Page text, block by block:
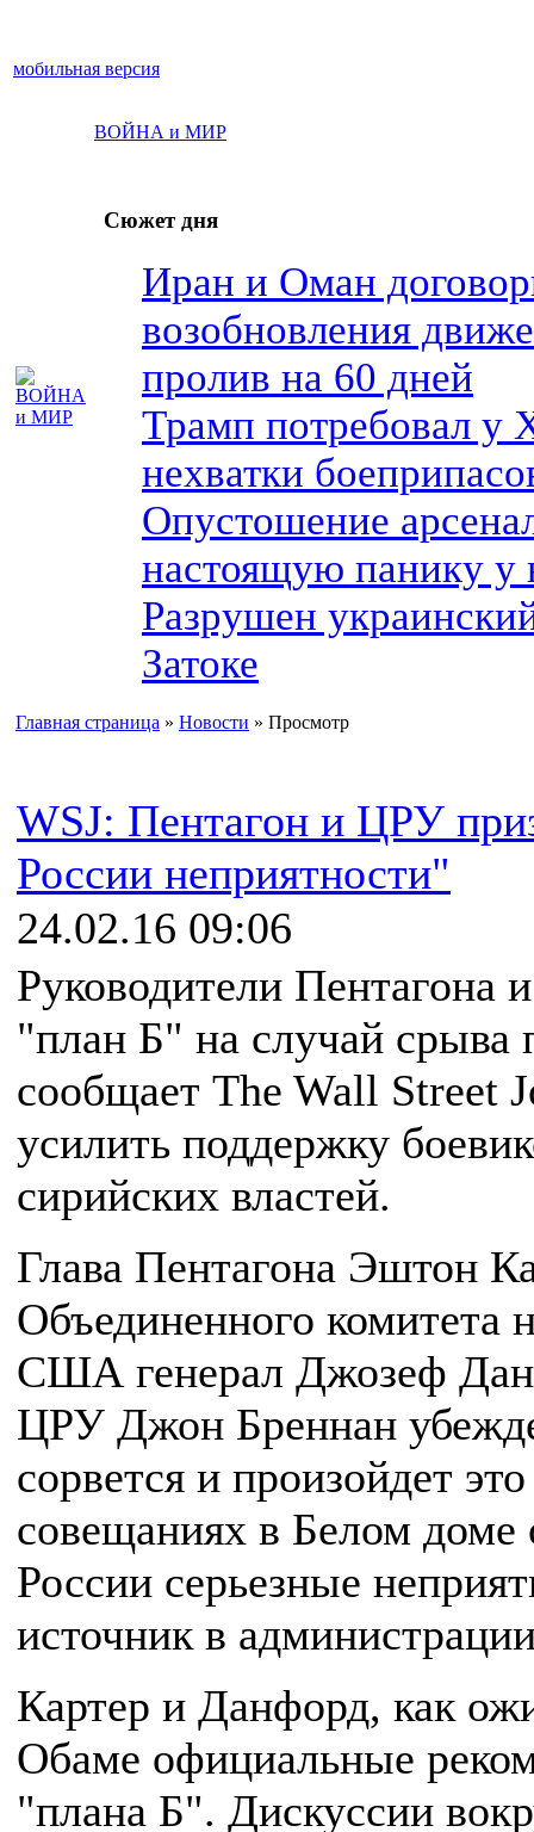
мобильная версия
ВОЙНА и МИР
Сюжет дня
Иран и Оман
возобновления
пролив на 60 дней
Трамп потребовал у
нехватки
Опустошение
настоящую панику
Разрушен
Затоке
Главная страница » Новости » Просмотр
WSJ: Пентагон и ЦРУ
России неприятности"
24.02.16 09:06
Руководители Пентагона
"план Б" на случай срыва
сообщает The Wall Street
усилить поддержку
сирийских властей.
Глава Пентагона Эштон
Объединенного комитета
США генерал Джозеф
ЦРУ Джон Бреннан
сорвется и произойдет
совещаниях в Белом доме
России серьезные
источник в
Картер и Данфорд, как
Обаме официальные
"плана Б". Дискуссии